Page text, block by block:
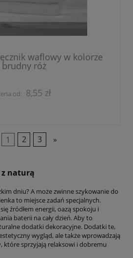
waflowy w kolorze
brudny róż
od: 8,55 zł
1 2 3 »
z naturą
dniu? A może zwinne szykowanie do
to miejsce zadań specjalnych.
źródłem energii, oazą spokoju i
baterii na cały dzień. Aby to
dodatki dekoracyjne. Dodatki te,
wygląd, ale także wprowadzają
które sprzyjają relaksowi i dobremu